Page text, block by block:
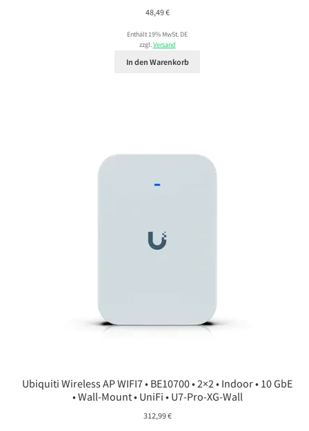
48,49€
Enthält 19% MwSt. DE
zzgl.Versand
In den Warenkorb
Ubiquiti Wireless AP WIFI7 • BE10700 • 2×2 • Indoor • 10 GbE
• Wall-Mount • UniFi • U7-Pro-XG-Wall
312,99€